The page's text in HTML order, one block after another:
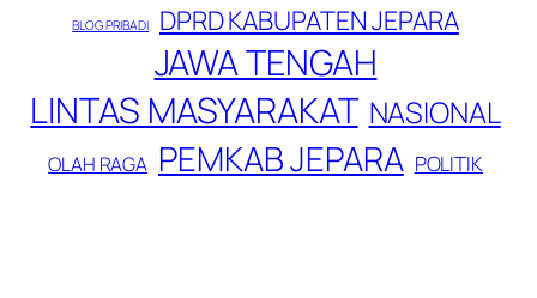
BLOG PRIBADI DPRD KABUPATEN JEPARA
JAWA TENGAH
LINTAS MASYARAKAT NASIONAL
OLAH RAGA PEMKAB JEPARA POLITIK